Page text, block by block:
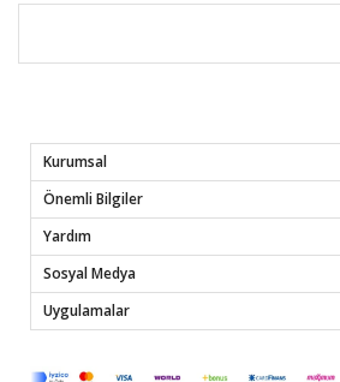
Kurumsal
Önemli Bilgiler
Yardım
Sosyal Medya
Uygulamalar